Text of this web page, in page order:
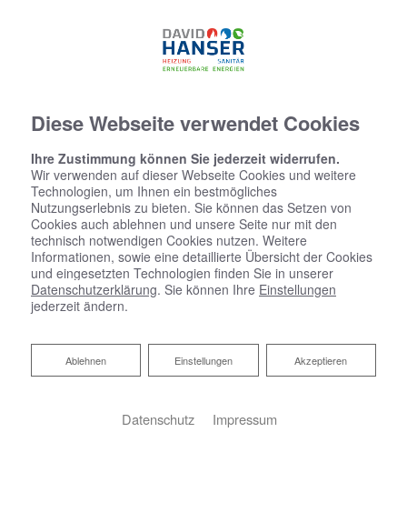
07634 - 5537774
Diese Webseite verwendet Cookies
Ihre Zustimmung können Sie jederzeit widerrufen.
Wir verwenden auf dieser Webseite Cookies und weitere
Technologien, um Ihnen ein bestmögliches
Nutzungserlebnis zu bieten. Sie können das Setzen von
Cookies auch ablehnen und unsere Seite nur mit den
technisch notwendigen Cookies nutzen. Weitere
Informationen, sowie eine detaillierte Übersicht der Cookies
und eingesetzten Technologien finden Sie in unserer
Datenschutzerklärung. Sie können Ihre Einstellungen
jederzeit ändern.
Akzeptieren
Einstellungen
Ablehnen
Ablehnen
Datenschutz Impressum